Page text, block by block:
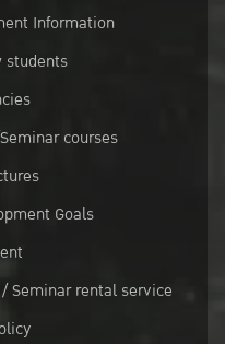
Information
students
courses
Goals
Seminar rental service